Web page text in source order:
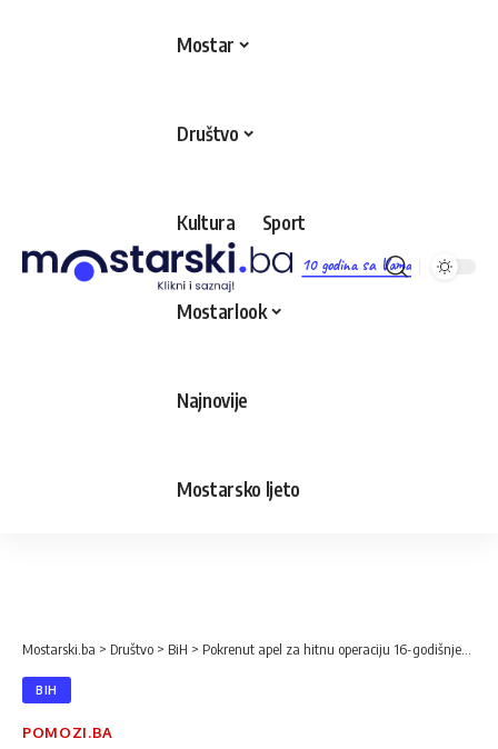
10 godina sa Vama
Mostar
Društvo
Kultura Sport
Mostarlook
Najnovije
Mostarsko ljeto
Mostarski.ba > Društvo > BiH > Pokrenut apel za hitnu operaciju 16-godišnjeg Zeničanina Ajdina
BIH
POMOZI.BA